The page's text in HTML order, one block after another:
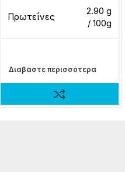
Πρωτεΐνες
2.90 g
/ 100g
Διαβάστε περισσότερα